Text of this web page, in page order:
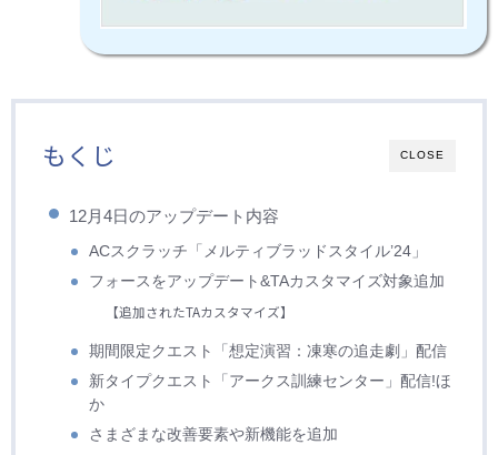
CLOSE
もくじ
12月4日のアップデート内容
ACスクラッチ「メルティブラッドスタイル’24」
フォースをアップデート&TAカスタマイズ対象追加
【追加されたTAカスタマイズ】
期間限定クエスト「想定演習：凍寒の追走劇」配信
新タイプクエスト「アークス訓練センター」配信!ほ
か
さまざまな改善要素や新機能を追加